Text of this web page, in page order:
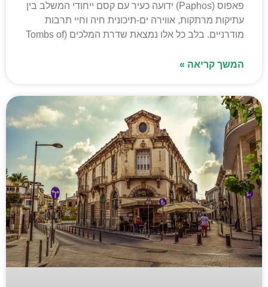
פאפוס (Paphos) ידועה כעיר עם קסם ייחודי המשלב בין
עתיקות מרתקות, אווירה ים-תיכונית חיה וחיי תרבות
מודרניים. בלב כל אלו נמצאת שדרת המלכים (Tombs of
המשך קריאה »